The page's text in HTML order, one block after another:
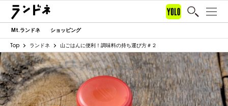
Mt.ランドネ ショッピング
Top ランドネ 山ごはんに便利！調味料の持ち運び方＃２